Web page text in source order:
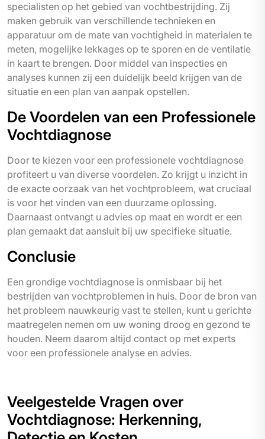
specialisten op het gebied van vochtbestrijding. Zij
maken gebruik van verschillende technieken en
apparatuur om de mate van vochtigheid in materialen te
meten, mogelijke lekkages op te sporen en de ventilatie
in kaart te brengen. Door middel van inspecties en
analyses kunnen zij een duidelijk beeld krijgen van de
situatie en een plan van aanpak opstellen.
De Voordelen van een Professionele
Vochtdiagnose
Door te kiezen voor een professionele vochtdiagnose
profiteert u van diverse voordelen. Zo krijgt u inzicht in
de exacte oorzaak van het vochtprobleem, wat cruciaal
is voor het vinden van een duurzame oplossing.
Daarnaast ontvangt u advies op maat en wordt er een
plan gemaakt dat aansluit bij uw specifieke situatie.
Conclusie
Een grondige vochtdiagnose is onmisbaar bij het
bestrijden van vochtproblemen in huis. Door de bron van
het probleem nauwkeurig vast te stellen, kunt u gerichte
maatregelen nemen om uw woning droog en gezond te
houden. Neem daarom altijd contact op met experts
voor een professionele analyse en advies.
Veelgestelde Vragen over
Vochtdiagnose: Herkenning,